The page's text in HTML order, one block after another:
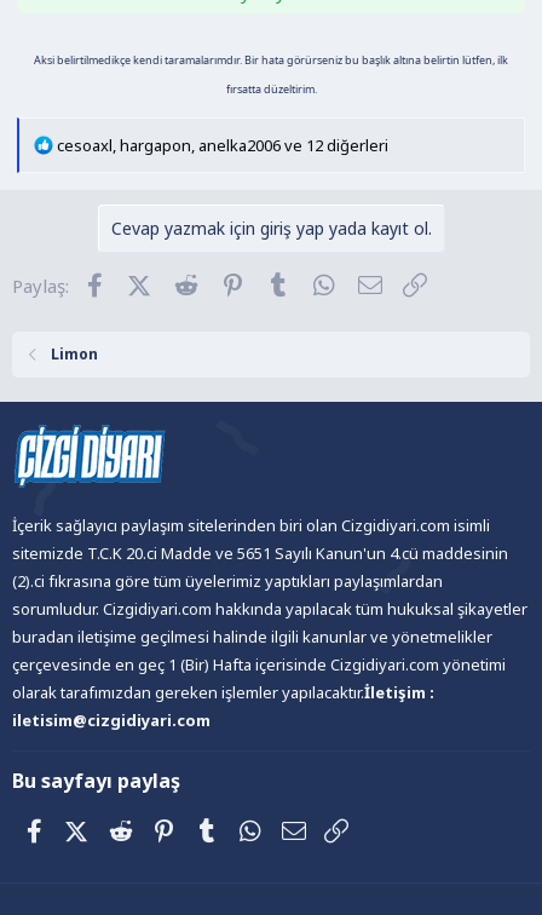
Aksi belirtilmedikçe kendi taramalarımdır. Bir hata görürseniz bu başlık altına belirtin lütfen, ilk
fırsatta düzeltirim.
T
e
cesoaxl hargapon anelka2006ve 12 diğerleri
Cevap yazmak için giriş yap yada kayıt ol.
Paylaş: FacebookX (Twitter)
Reddit Pinterest
Tumblr WhatsApp
E-posta
Limon
İçerik sağlayıcı paylaşım sitelerinden biri olan Cizgidiyari.com isimli
sitemizde T.C.K 20.ci Madde ve 5651 Sayılı Kanun'un 4.cü maddesinin
(2).ci fıkrasına göre tüm üyelerimiz yaptıkları paylaşımlardan
sorumludur. Cizgidiyari.com hakkında yapılacak tüm hukuksal şikayetler
buradan iletişime geçilmesi halinde ilgili kanunlar ve yönetmelikler
çerçevesinde en geç 1 (Bir) Hafta içerisinde Cizgidiyari.com yönetimi
olarak tarafımızdan gereken işlemler yapılacaktır.İletişim :
iletisim@cizgidiyari.com
Bu sayfayı paylaş
FacebookX (Twitter)
Reddit PinterestTumblrWhatsApp
E-posta